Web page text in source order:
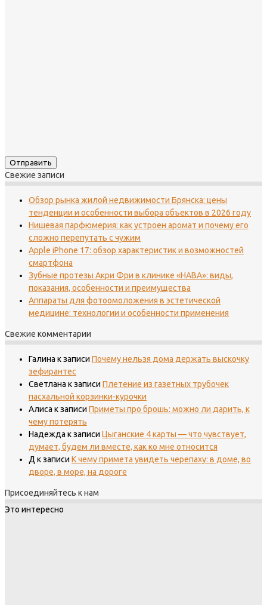
Свежие записи
Обзор рынка жилой недвижимости Брянска: цены
тенденции и особенности выбора объектов в 2026 году
Нишевая парфюмерия: как устроен аромат и почему его
сложно перепутать с чужим
Apple iPhone 17: обзор характеристик и возможностей
смартфона
Зубные протезы Акри Фри в клинике «НАВА»: виды,
показания, особенности и преимущества
Аппараты для фотоомоложения в эстетической
медицине: технологии и особенности применения
Свежие комментарии
Галина к записи Почему нельзя дома держать выскочку
зефирантес
Светлана к записи Плетение из газетных трубочек
пасхальной корзинки-курочки
Алиса к записи Приметы про брошь: можно ли дарить, к
чему потерять
Надежда к записи Цыганские 4 карты — что чувствует,
думает, будем ли вместе, как ко мне относится
Д к записи К чему примета увидеть черепаху: в доме, во
дворе, в море, на дороге
Присоединяйтесь к нам
Это интересно